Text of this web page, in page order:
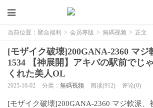
当前位置： 聚合福利 > 会员專版 > 無碼视频 > 正文
[モザイク破壊]200GANA-2360 マジ
1534 【神展開】アキバの駅前でじ
くれた美人OL
2025-10-02 分类： 無碼视频 阅读(912) 评论(0)
[モザイク破壊]200GANA-2360 マジ軟派、